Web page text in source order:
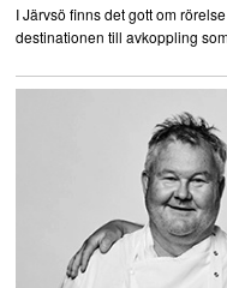
I Järvsö finns det gott om
destinationen till avkoppling